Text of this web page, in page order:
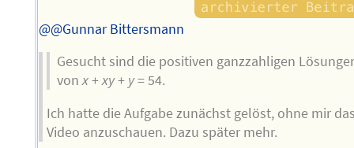
@@Gunnar Bittersmann
Gesucht sind die positiven ganzzahligen
vonx+xy+ y= 54.
Ich hatte die Aufgabe zunächst gelöst, ohne mir
Video anzuschauen. Dazu später mehr.